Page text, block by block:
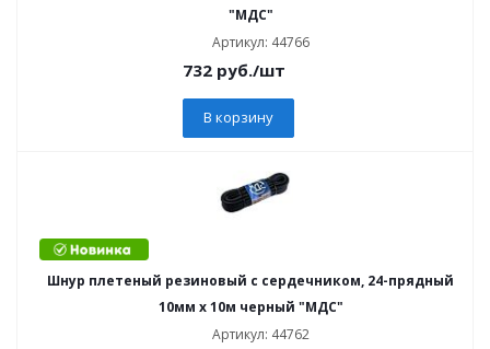
"МДС"
Артикул: 44766
732 руб./шт
В корзину
Шнур плетеный резиновый с сердечником, 24-прядный
10мм х 10м черный "МДС"
Артикул: 44762